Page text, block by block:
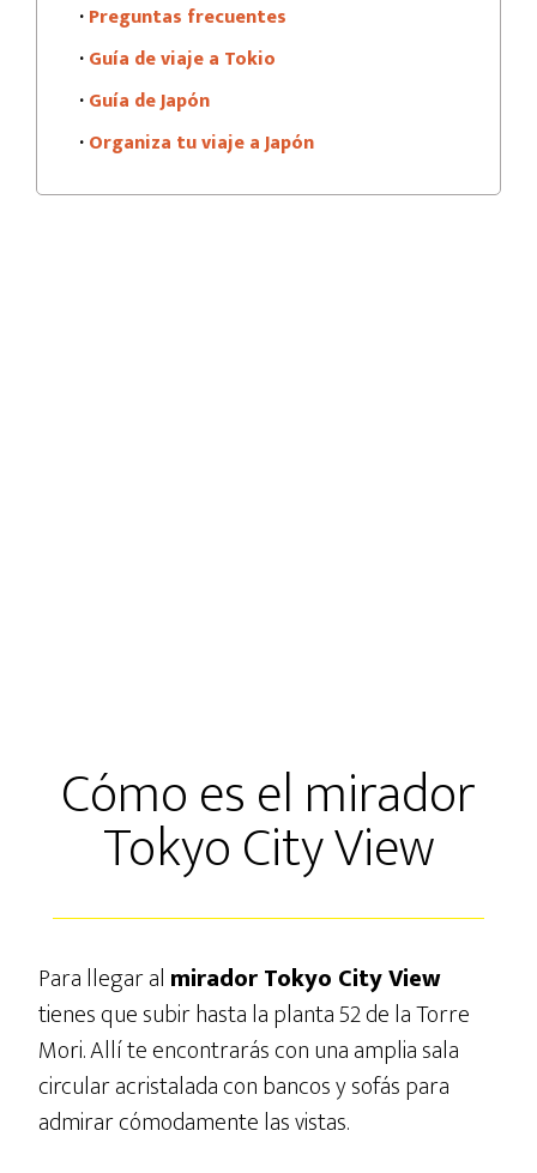
·Preguntas frecuentes
·Guía de viaje a Tokio
·Guía de Japón
·Organiza tu viaje a Japón
Cómo es el mirador
Tokyo City View
Para llegar al mirador Tokyo City View
tienes que subir hasta la planta 52 de la Torre
Mori. Allí te encontrarás con una amplia sala
circular acristalada con bancos y sofás para
admirar cómodamente las vistas.